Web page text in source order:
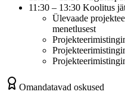
11:30 – 13:30 Koolitus
Ülevaade
menetlusest
Omandatavad oskused